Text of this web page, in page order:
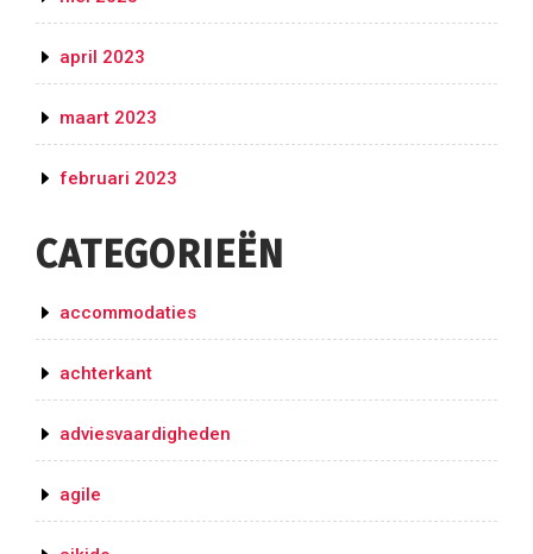
april 2023
maart 2023
februari 2023
CATEGORIEËN
accommodaties
achterkant
adviesvaardigheden
agile